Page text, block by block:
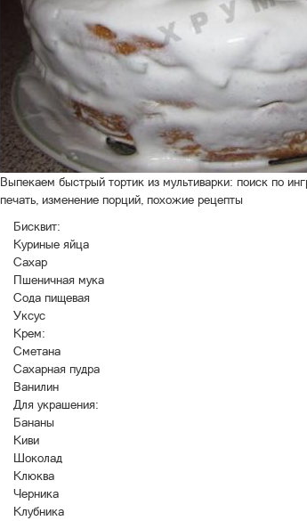
Выпекаем быстрый тортик из мультиварки: поиск по
печать, изменение порций, похожие рецепты
Бисквит:
Куриные яйца
Сахар
Пшеничная мука
Сода пищевая
Уксус
Крем:
Сметана
Сахарная пудра
Ванилин
Для украшения:
Бананы
Киви
Шоколад
Клюква
Черника
Клубника